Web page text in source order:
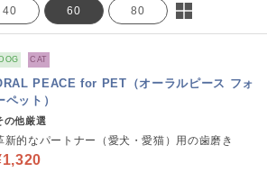
40 60 80
DOG CAT
PEACE for PET（オーラルピース フォ
ペット）
の他厳選
新的なパートナー（愛犬・愛猫）用の歯磨き